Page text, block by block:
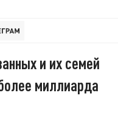
и их семей
миллиарда